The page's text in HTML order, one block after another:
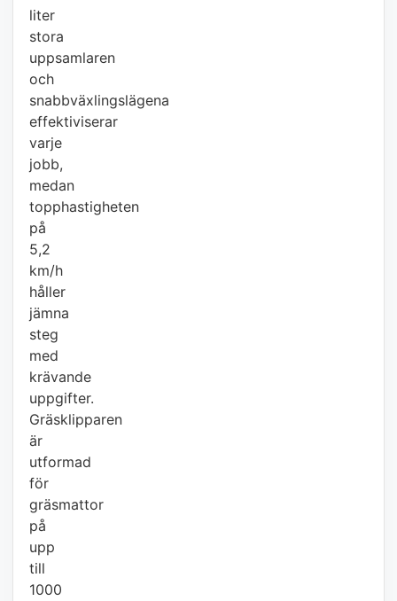
liter
stora
uppsamlaren
och
snabbväxlingslägena
effektiviserar
varje
jobb,
medan
topphastigheten
på
5,2
km/h
håller
jämna
steg
med
krävande
uppgifter.
Gräsklipparen
är
utformad
för
gräsmattor
på
upp
till
1000